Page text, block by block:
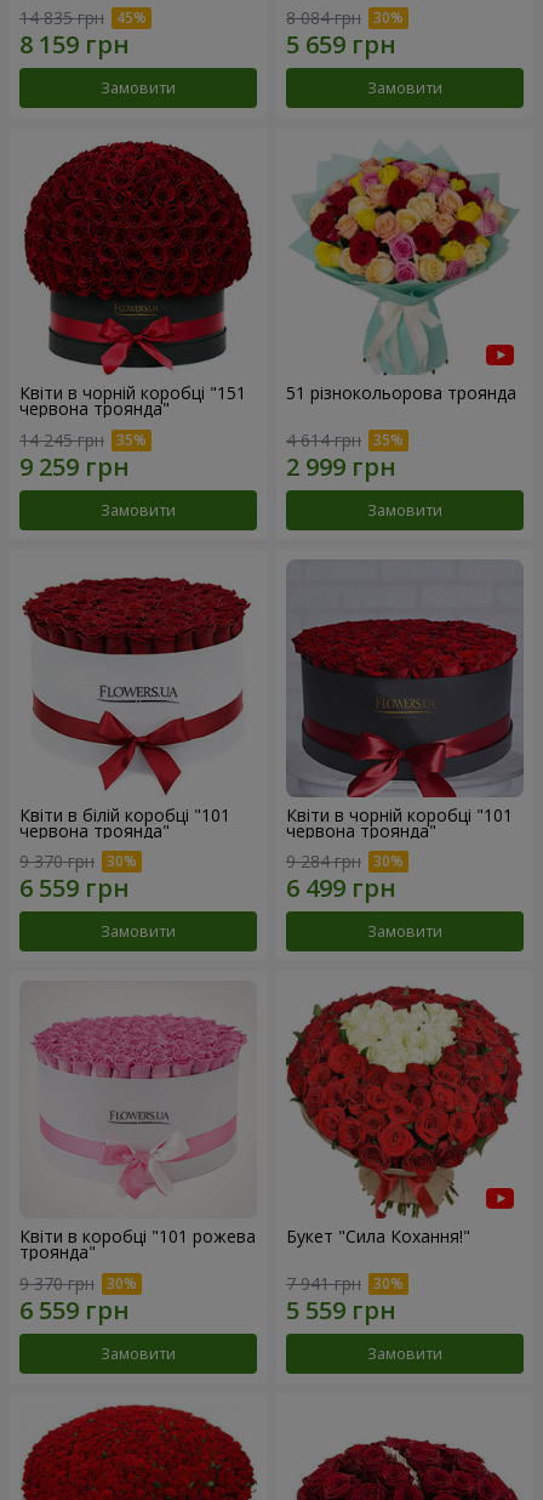
14 835 грн
Замовити
8 084 грн
Замовити
Квіти в чорній коробці "151
червона троянда"
14 245 грн
Замовити
51 різнокольорова троянда
4 614 грн
Замовити
Квіти в білій коробці "101
червона троянда"
9 370 грн
Замовити
Квіти в чорній коробці "101
червона троянда"
9 284 грн
Замовити
Квіти в коробці "101 рожева
троянда"
9 370 грн
Замовити
Букет "Сила Кохання!"
7 941 грн
Замовити